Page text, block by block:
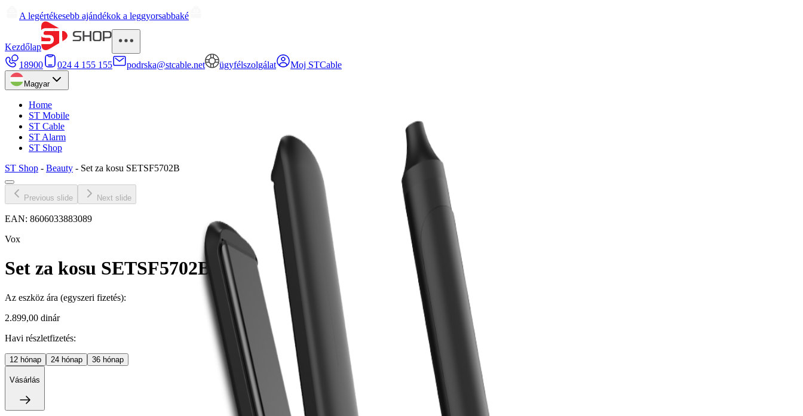
A legértékesebb ajándékok a leggyorsabbaké
Kezdőlap
18900
024 4 155 155 podrska@stcable.net ügyfélszolgálat Moj STCable
Magyar
Home
ST Mobile
ST Cable
ST Alarm
ST Shop
ST Shop - Beauty - Set za kosu SETSF5702B
Previous slide Next slide
EAN: 8606033883089
Vox
Set za kosu SETSF5702B
Az eszköz ára (egyszeri fizetés):
2.899,00 dinár
Havi részletfizetés:
12 hónap 24 hónap 36 hónap
Vásárlás